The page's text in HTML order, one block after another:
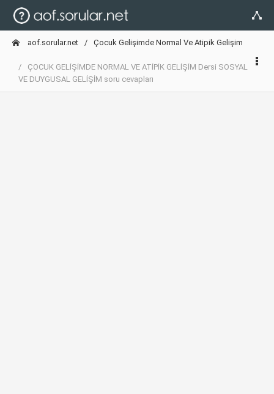
aof.sorular.net Çocuk Gelişimde Normal Ve Atipik Gelişim
ÇOCUK GELİŞİMDE NORMAL VE ATİPİK GELİŞİM Dersi SOSYAL
VE DUYGUSAL GELİŞİM soru cevapları